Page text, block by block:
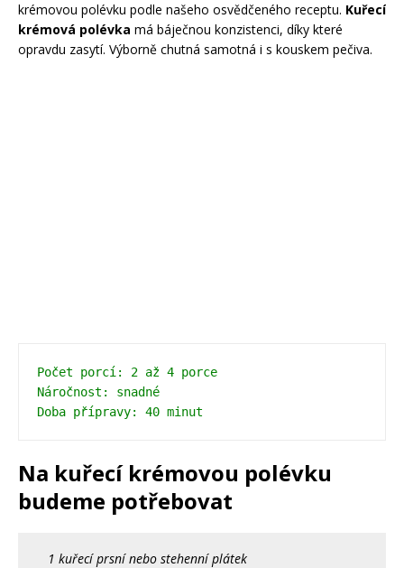
krémovou polévku podle našeho osvědčeného receptu. Kuřecí
krémová polévka má báječnou konzistenci, díky které
opravdu zasytí. Výborně chutná samotná i s kouskem pečiva.
Počet porcí: 2 až 4 porce
Náročnost: snadné
Doba přípravy: 40 minut
Na kuřecí krémovou polévku
budeme potřebovat
1 kuřecí prsní nebo stehenní plátek